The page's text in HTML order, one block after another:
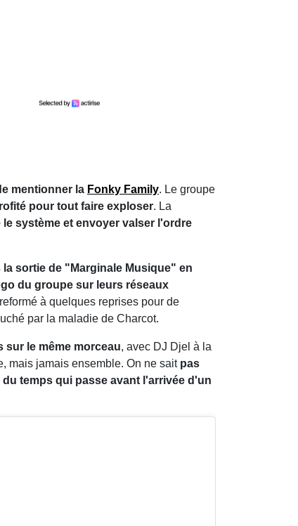
mentionner la Fonky Family. Le groupe
pour tout faire exploser. La
système et envoyer valser l'ordre
la sortie de "Marginale Musique" en
du groupe sur leurs réseaux
à quelques reprises pour de
par la maladie de Charcot.
sur le même morceau, avec DJ Djel à la
mais jamais ensemble. On ne saitpas
temps qui passe avant l'arrivée d'un